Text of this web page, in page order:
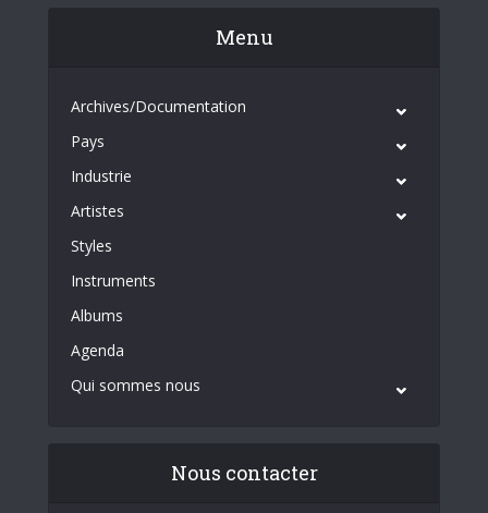
Menu
Archives/Documentation
Pays
Industrie
Artistes
Styles
Instruments
Albums
Agenda
Qui sommes nous
Nous contacter